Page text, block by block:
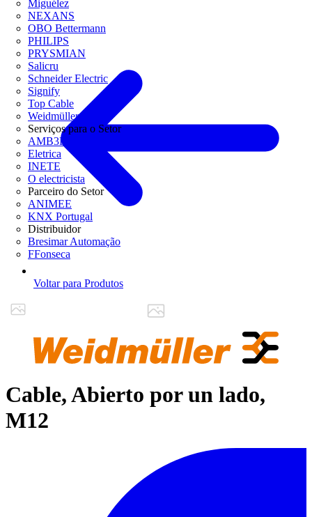
Miguélez
NEXANS
OBO Bettermann
PHILIPS
PRYSMIAN
Salicru
Schneider Electric
Signify
Top Cable
Weidmüller
Serviços para o Setor
AMB3E
Eletrica
INETE
O electricista
Parceiro do Setor
ANIMEE
KNX Portugal
Distribuidor
Bresimar Automação
FFonseca
Voltar para Produtos
Cable, Abierto por un lado,
M12